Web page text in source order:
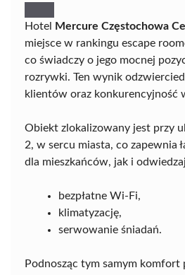
Hotel Mercure Częstochowa
miejsce w rankingu escape
co świadczy o jego mocnej
rozrywki. Ten wynik
klientów oraz konkurencyjność
Obiekt zlokalizowany jest przy
2, w sercu miasta, co zapewnia
dla mieszkańców, jak i
bezpłatne Wi-Fi,
klimatyzację,
serwowanie śniadań.
Podnosząc tym samym komfort